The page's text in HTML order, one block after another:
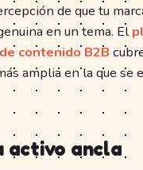
de que tu
en un tema. El
contenido B2B
amplia en la que se
activo ancla